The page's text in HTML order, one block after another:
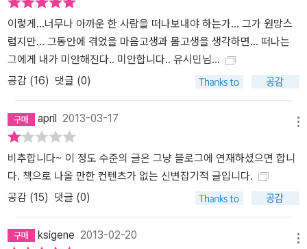
본성이라고 유시민은 주장한다. 이기심과 이타심은 단순히 대립하는
감정이 아니다. 우리는 둘 가운데 어느 하나라도 없으면 행복하고 의
미 있는 삶을 영위하지 못한다. 유시민은 ‘연대’와 ‘진보주의’를 독특한
방식으로 정의(定議)한다. 나와 유전적으로 무관한 타인의 고통을 함
께 느낄 수 있는 능력, 그들의 복지에 진지한 관심을 가지고 자기의 사
적 자원을 기꺼이 내놓으려는 자발성, 이 모두가 자연이 인간에게 준
재능이며 본능이다. 이런 이타적 본성, 공감의 능력을 발휘하는 것을
나는 연대라고 부른다. 연대는 일, 놀이, 사랑과 더불어 삶을 의미 있
고 존엄하고 품격 있게 만드는 제4원소이다. 나는 이렇게 외치고 싶
다. “연대하는 자에게 복이 있나니, 지금 이곳의 행복이 그들의 것이
다. 그러나 논리 이전에 마음이다. 그렇게라도 하지 않으면 마음이 너
게 하면 마음이 편하고 당당해지기 때문이다. 이런 마음은 문명과 교
이렇게...너무나 아까운 한 사람을 떠나보내야 하는가... 그가 원망스
럽지만... 그동안에 겪었을 마음고생과 몸고생을 생각하면... 떠나는
그에게 내가 미안해진다.. 미안합니다.. 유시민님...
공감 (16) 댓글 (0)
april 2013-03-17
비추합니다~ 이 정도 수준의 글은 그냥 블로그에 연재하셨으면 합니
다. 책으로 나올 만한 컨텐츠가 없는 신변잡기적 글입니다.
공감 (15) 댓글 (0)
ksigene 2013-02-20